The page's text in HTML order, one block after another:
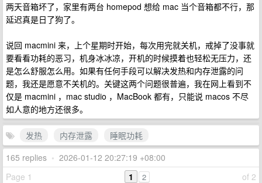
两天音箱坏了，家里有两台 homepod 想给 mac 当个音箱都不行，那
延迟真是日了狗了。
说回 macmini 来，上个星期时开始，每次用完就关机，戒掉了没事就
要看看功耗的恶习，机身冰冰凉，开机的时候摸着也轻松无压力，还
是怎么舒服怎么用。如果有任何手段可以解决发热和内存泄露的问
题，我还是愿意不关机的。关键这两个问题很普遍，我在网上看到不
仅是 macmini ，mac studio ，MacBook 都有，只能说 macos 不尽
如人意的地方还很多。
发热 内存泄露
睡眠功耗
165 replies • 2026-01-12 20:27:19 +08:00
Page 1
of 2
1 2